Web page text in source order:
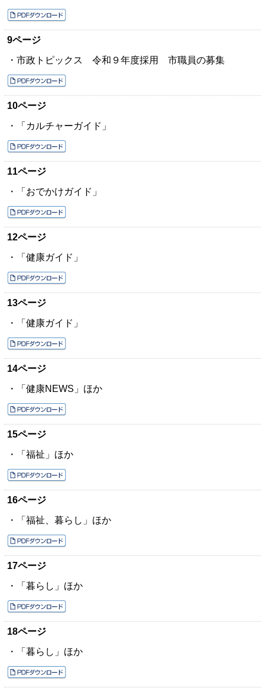
9ページ
・市政トピックス 令和９年度採用 市職員の募集
10ページ
・「カルチャーガイド」
11ページ
・「おでかけガイド」
12ページ
・「健康ガイド」
13ページ
・「健康ガイド」
14ページ
・「健康NEWS」ほか
15ページ
・「福祉」ほか
16ページ
・「福祉、暮らし」ほか
17ページ
・「暮らし」ほか
18ページ
・「暮らし」ほか